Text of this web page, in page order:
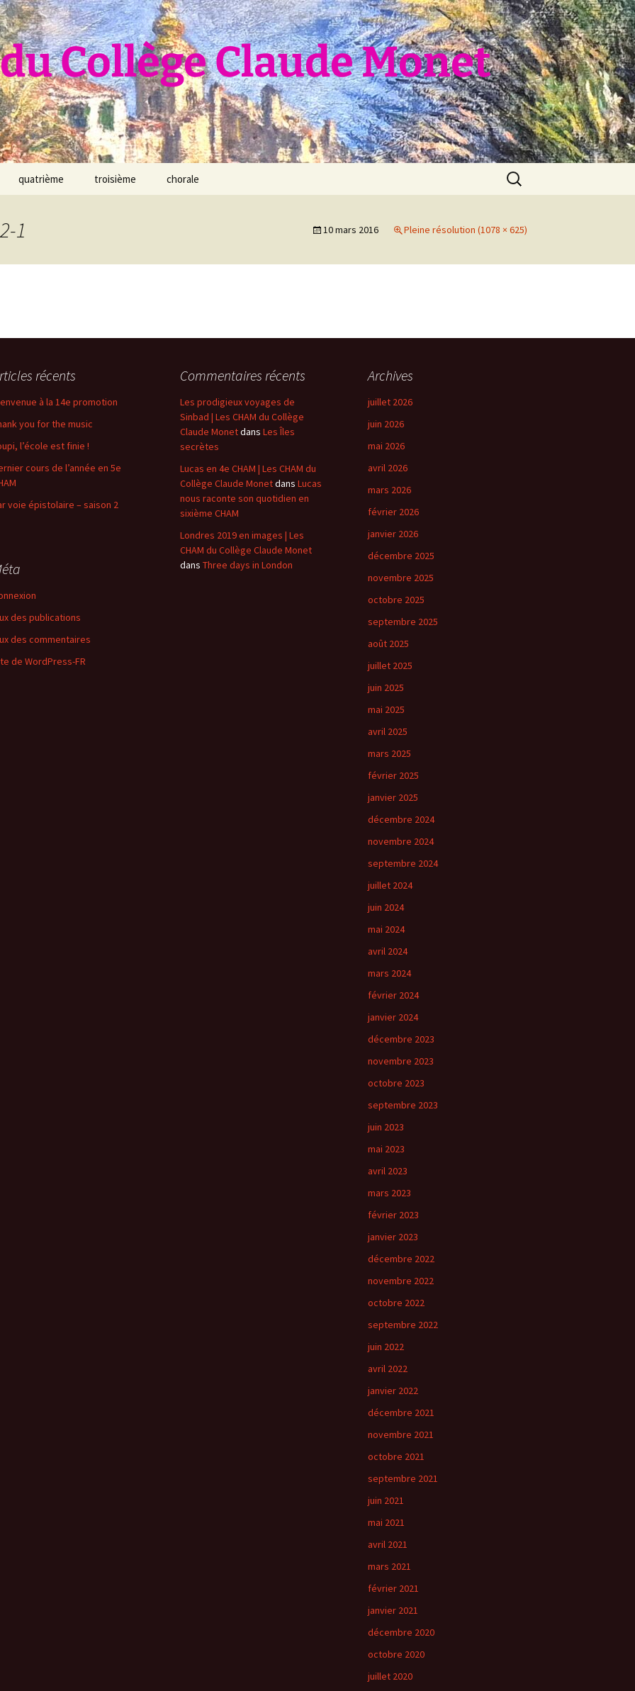
Collège Claude Monet
quatrième troisième chorale
Rechercher :
1 10 mars 2016 Pleine résolution (1078 × 625)
→
récents
à la 14e promotion
you for the music
l’école est finie !
cours de l’année en 5e
voie épistolaire – saison 2
Commentaires récents
Les prodigieux voyages de
Sinbad | Les CHAM du Collège
Claude Monetdans Les Îles
secrètes
Lucas en 4e CHAM | Les CHAM du
Collège Claude Monetdans Lucas
nous raconte son quotidien en
sixième CHAM
Londres 2019 en images | Les
CHAM du Collège Claude Monet
dans Three days in London
Archives
juillet 2026
juin 2026
mai 2026
avril 2026
mars 2026
février 2026
janvier 2026
décembre 2025
novembre 2025
octobre 2025
septembre 2025
août 2025
juillet 2025
juin 2025
mai 2025
avril 2025
mars 2025
février 2025
janvier 2025
décembre 2024
novembre 2024
septembre 2024
juillet 2024
juin 2024
mai 2024
avril 2024
mars 2024
février 2024
janvier 2024
décembre 2023
novembre 2023
octobre 2023
septembre 2023
juin 2023
mai 2023
avril 2023
mars 2023
février 2023
janvier 2023
décembre 2022
novembre 2022
octobre 2022
septembre 2022
juin 2022
avril 2022
janvier 2022
décembre 2021
novembre 2021
octobre 2021
septembre 2021
juin 2021
mai 2021
avril 2021
mars 2021
février 2021
janvier 2021
décembre 2020
octobre 2020
juillet 2020
des publications
des commentaires
de WordPress-FR